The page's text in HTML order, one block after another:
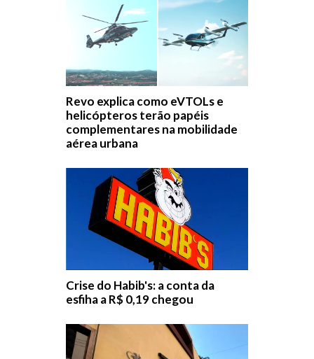
Revo explica como eVTOLs e
helicópteros terão papéis
complementares na mobilidade
aérea urbana
Crise do Habib's: a conta da
esfiha a R$ 0,19 chegou